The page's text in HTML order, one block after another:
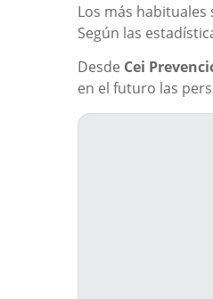
Los más
Según las
Desde Cei
en el futuro las